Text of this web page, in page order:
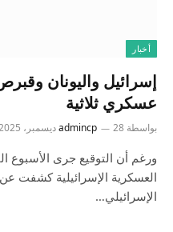
أخبار
إسرائيل واليونان
عسكري ثلاثية
بواسطة admincp 28 ديسمبر، 2025
ورغم أن التوقيع جرى
العسكرية الإسرائيلية كشفت
الإسرائيلي…